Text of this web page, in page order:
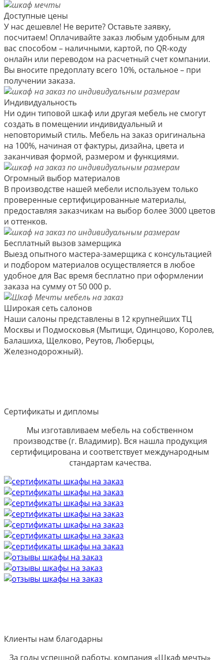
Доступные цены
У нас дешевле! Не верите? Оставьте заявку,
посчитаем! Оплачивайте заказ любым удобным для
вас способом – наличными, картой, по QR-коду
онлайн или переводом на расчетный счет компании.
Вы вносите предоплату всего 10%, остальное – при
получении заказа.
Индивидуальность
Ни один типовой шкаф или другая мебель не смогут
создать в помещении индивидуальный и
неповторимый стиль. Мебель на заказ оригинальна
на 100%, начиная от фактуры, дизайна, цвета и
заканчивая формой, размером и функциями.
Огромный выбор материалов
В производстве нашей мебели используем только
проверенные сертифицированные материалы,
предоставляя заказчикам на выбор более 3000 цветов
и оттенков.
Бесплатный вызов замерщика
Выезд опытного мастера-замерщика с консультацией
и подбором материалов осуществляется в любое
удобное для Вас время бесплатно при оформлении
заказа на сумму от 50 000 р.
Широкая сеть салонов
Наши салоны представлены в 12 крупнейших ТЦ
Москвы и Подмосковья (Мытищи, Одинцово, Королев,
Балашиха, Щелково, Реутов, Люберцы,
Железнодорожный).
Сертификаты и дипломы
Мы изготавливаем мебель на собственном
производстве (г. Владимир). Вся нашла продукция
сертифицирована и соответствует международным
стандартам качества.
Клиенты нам благодарны
За годы успешной работы, компания «Шкаф мечты»